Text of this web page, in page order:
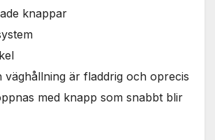
knappar
väghållning är fladdrig och oprecis
med knapp som snabbt blir